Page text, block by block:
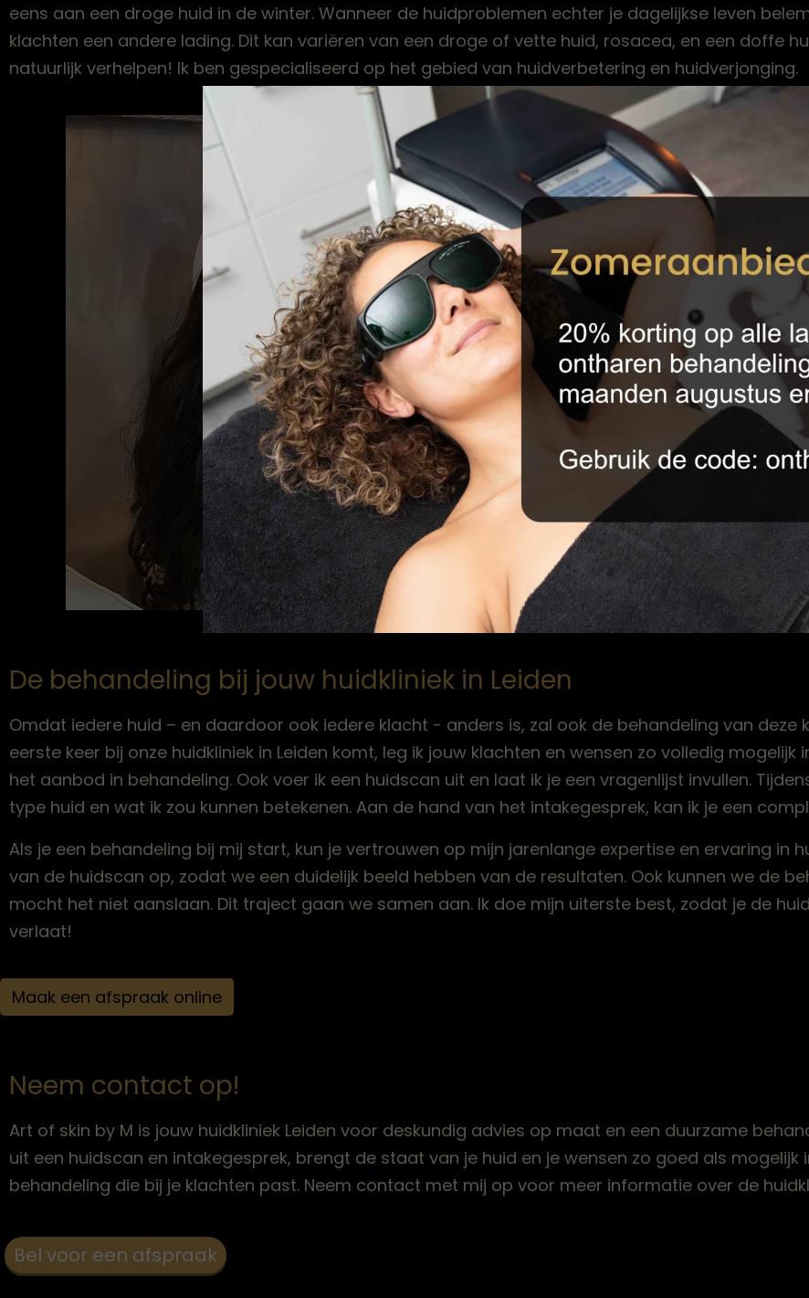
eens aan een droge huid in de winter. Wanneer de huidproblemen echter je dagelijkse leven
klachten een andere lading. Dit kan variëren van een droge of vette huid, rosacea, en een doffe
natuurlijk verhelpen! Ik ben gespecialiseerd op het gebied van huidverbetering en huidverjonging.
De behandeling bij jouw huidkliniek in Leiden
Omdat iedere huid – en daardoor ook iedere klacht - anders is, zal ook de behandeling van deze
eerste keer bij onze huidkliniek in Leiden komt, leg ik jouw klachten en wensen zo volledig
het aanbod in behandeling. Ook voer ik een huidscan uit en laat ik je een vragenlijst invullen.
type huid en wat ik zou kunnen betekenen. Aan de hand van het intakegesprek, kan ik je een
Als je een behandeling bij mij start, kun je vertrouwen op mijn jarenlange expertise en ervaring in
van de huidscan op, zodat we een duidelijk beeld hebben van de resultaten. Ook kunnen we de
mocht het niet aanslaan. Dit traject gaan we samen aan. Ik doe mijn uiterste best, zodat je de
verlaat!
Maak een afspraak online
Neem contact op!
Art of skin by M is jouw huidkliniek Leiden voor deskundig advies op maat en een duurzame
uit een huidscan en intakegesprek, brengt de staat van je huid en je wensen zo goed als
behandeling die bij je klachten past. Neem contact met mij op voor meer informatie over de
Bel voor een afspraak